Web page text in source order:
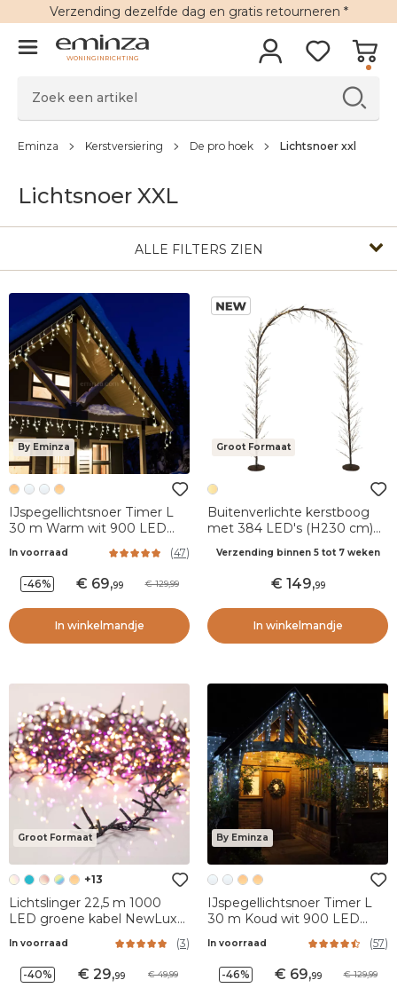
Verzending dezelfde dag en gratis retourneren *
WONINGINRICHTING
Eminza Kerstversiering De pro hoek Lichtsnoer xxl
Lichtsnoer XXL
ALLE FILTERS ZIEN
By Eminza
IJspegellichtsnoer Timer L
30 m Warm wit 900 LED
In voorraad (47)
-46% 69,99 129,99
In winkelmandje
Groot Formaat
Buitenverlichte kerstboog
met 384 LED's (H230 cm)
Verzending binnen 5 tot 7 weken
149,99
In winkelmandje
Groot Formaat
+13
Lichtslinger 22,5 m 1000
LED groene kabel NewLuxe
In voorraad (3)
-40% 29,99 49,99
By Eminza
IJspegellichtsnoer Timer L
30 m Koud wit 900 LED
In voorraad (57)
-46% 69,99 129,99